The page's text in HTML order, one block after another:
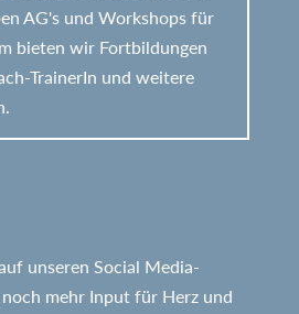
AG's und Workshops für
bieten wir Fortbildungen
TrainerIn und weitere
unseren Social Media-
mehr Input für Herz und